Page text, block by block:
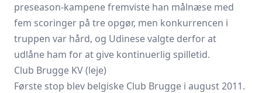
preseason-kampene fremviste han målnæse med
fem scoringer på tre opgør, men konkurrencen i
truppen var hård, og Udinese valgte derfor at
udlåne ham for at give kontinuerlig spilletid.
Club Brugge KV (leje)
Første stop blev belgiske Club Brugge i august 2011.